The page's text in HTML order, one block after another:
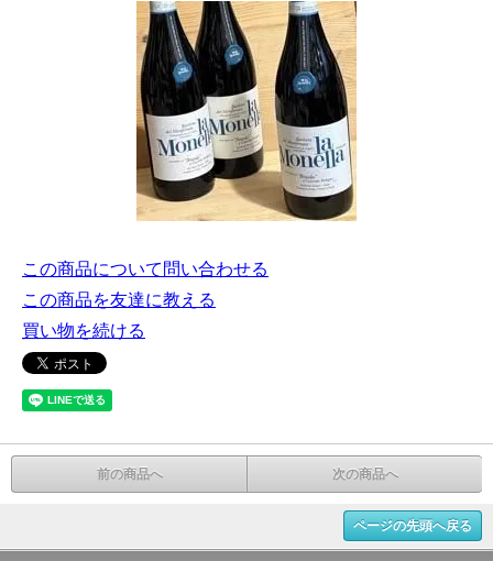
この商品について問い合わせる
この商品を友達に教える
買い物を続ける
前の商品へ 次の商品へ
ページの先頭へ戻る